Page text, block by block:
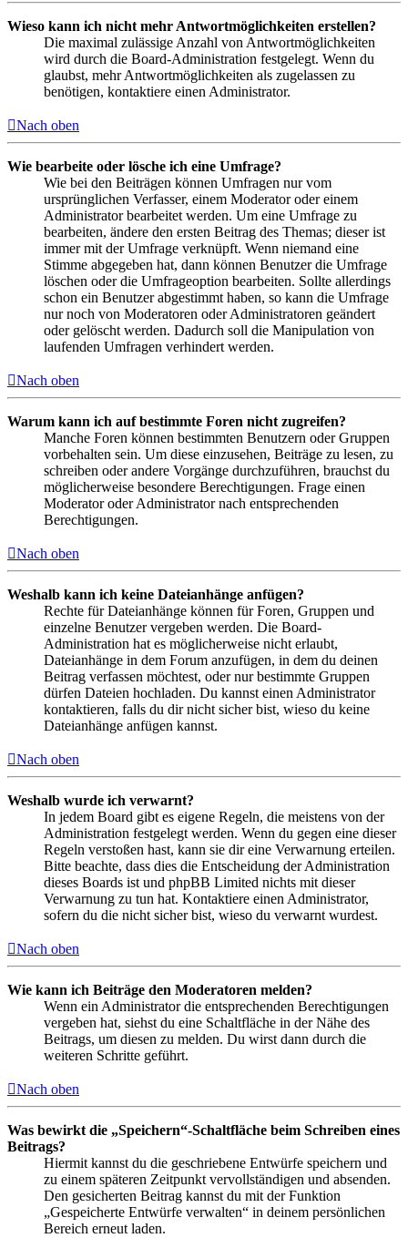
Wieso kann ich nicht mehr Antwortmöglichkeiten erstellen?
Die maximal zulässige Anzahl von Antwortmöglichkeiten
wird durch die Board-Administration festgelegt. Wenn du
glaubst, mehr Antwortmöglichkeiten als zugelassen zu
benötigen, kontaktiere einen Administrator.
Nach oben
Wie bearbeite oder lösche ich eine Umfrage?
Wie bei den Beiträgen können Umfragen nur vom
ursprünglichen Verfasser, einem Moderator oder einem
Administrator bearbeitet werden. Um eine Umfrage zu
bearbeiten, ändere den ersten Beitrag des Themas; dieser ist
immer mit der Umfrage verknüpft. Wenn niemand eine
Stimme abgegeben hat, dann können Benutzer die Umfrage
löschen oder die Umfrageoption bearbeiten. Sollte allerdings
schon ein Benutzer abgestimmt haben, so kann die Umfrage
nur noch von Moderatoren oder Administratoren geändert
oder gelöscht werden. Dadurch soll die Manipulation von
laufenden Umfragen verhindert werden.
Nach oben
Warum kann ich auf bestimmte Foren nicht zugreifen?
Manche Foren können bestimmten Benutzern oder Gruppen
vorbehalten sein. Um diese einzusehen, Beiträge zu lesen, zu
schreiben oder andere Vorgänge durchzuführen, brauchst du
möglicherweise besondere Berechtigungen. Frage einen
Moderator oder Administrator nach entsprechenden
Berechtigungen.
Nach oben
Weshalb kann ich keine Dateianhänge anfügen?
Rechte für Dateianhänge können für Foren, Gruppen und
einzelne Benutzer vergeben werden. Die Board-
Administration hat es möglicherweise nicht erlaubt,
Dateianhänge in dem Forum anzufügen, in dem du deinen
Beitrag verfassen möchtest, oder nur bestimmte Gruppen
dürfen Dateien hochladen. Du kannst einen Administrator
kontaktieren, falls du dir nicht sicher bist, wieso du keine
Dateianhänge anfügen kannst.
Nach oben
Weshalb wurde ich verwarnt?
In jedem Board gibt es eigene Regeln, die meistens von der
Administration festgelegt werden. Wenn du gegen eine dieser
Regeln verstoßen hast, kann sie dir eine Verwarnung erteilen.
Bitte beachte, dass dies die Entscheidung der Administration
dieses Boards ist und phpBB Limited nichts mit dieser
Verwarnung zu tun hat. Kontaktiere einen Administrator,
sofern du die nicht sicher bist, wieso du verwarnt wurdest.
Nach oben
Wie kann ich Beiträge den Moderatoren melden?
Wenn ein Administrator die entsprechenden Berechtigungen
vergeben hat, siehst du eine Schaltfläche in der Nähe des
Beitrags, um diesen zu melden. Du wirst dann durch die
weiteren Schritte geführt.
Nach oben
Was bewirkt die „Speichern“-Schaltfläche beim Schreiben eines
Beitrags?
Hiermit kannst du die geschriebene Entwürfe speichern und
zu einem späteren Zeitpunkt vervollständigen und absenden.
Den gesicherten Beitrag kannst du mit der Funktion
„Gespeicherte Entwürfe verwalten“ in deinem persönlichen
Bereich erneut laden.